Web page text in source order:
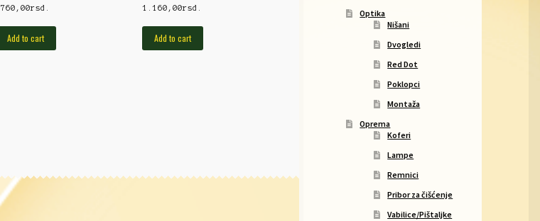
760,00rsd.
Add to cart
1.160,00rsd.
Add to cart
Optika
Nišani
Dvogledi
Red Dot
Poklopci
Montaža
Oprema
Koferi
Lampe
Remnici
Pribor za čišćenje
Vabilice/Pištaljke